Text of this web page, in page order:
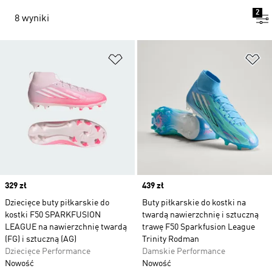
8 wyniki
2
Price
329 zł
Dziecięce buty piłkarskie do
kostki F50 SPARKFUSION
LEAGUE na nawierzchnię twardą
(FG) i sztuczną (AG)
Dziecięce Performance
Nowość
Price
439 zł
Buty piłkarskie do kostki na
twardą nawierzchnię i sztuczną
trawę F50 Sparkfusion League
Trinity Rodman
Damskie Performance
Nowość